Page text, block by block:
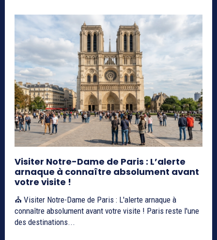
Visiter Notre-Dame de Paris : L’alerte
arnaque à connaître absolument avant
votre visite !
⛪ Visiter Notre-Dame de Paris : L'alerte arnaque à
connaître absolument avant votre visite ! Paris reste l'une
des destinations...